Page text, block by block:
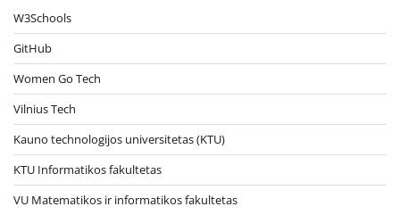
W3Schools
GitHub
Women Go Tech
Vilnius Tech
Kauno technologijos universitetas (KTU)
KTU Informatikos fakultetas
VU Matematikos ir informatikos fakultetas